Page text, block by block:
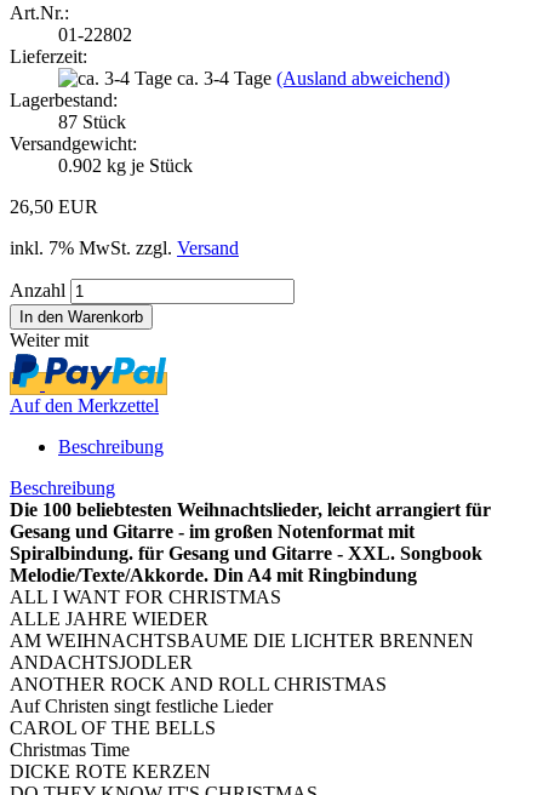
Art.Nr.:
01-22802
Lieferzeit:
ca. 3-4 Tage (Ausland abweichend)
Lagerbestand:
87 Stück
Versandgewicht:
0.902 kg je Stück
26,50 EUR
inkl. 7% MwSt. zzgl. Versand
Anzahl
Weiter mit
Auf den Merkzettel
Beschreibung
Beschreibung
Die 100 beliebtesten Weihnachtslieder, leicht arrangiert für
Gesang und Gitarre - im großen Notenformat mit
Spiralbindung. für Gesang und Gitarre - XXL. Songbook
Melodie/Texte/Akkorde. Din A4 mit Ringbindung
ALL I WANT FOR CHRISTMAS
ALLE JAHRE WIEDER
AM WEIHNACHTSBAUME DIE LICHTER BRENNEN
ANDACHTSJODLER
ANOTHER ROCK AND ROLL CHRISTMAS
Auf Christen singt festliche Lieder
CAROL OF THE BELLS
Christmas Time
DICKE ROTE KERZEN